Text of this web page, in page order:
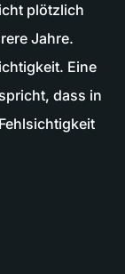
plötzlich
Jahre.
Eine
dass in